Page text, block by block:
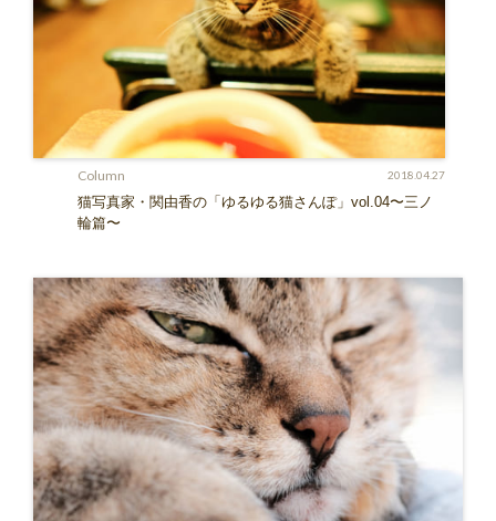
Column 2018.04.27
猫写真家・関由香の「ゆるゆる猫さんぽ」vol.04〜三ノ
輪篇〜